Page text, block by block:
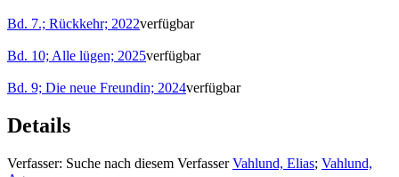
Bd. 7.; Rückkehr; 2022verfügbar
Bd. 10; Alle lügen; 2025verfügbar
Bd. 9; Die neue Freundin; 2024verfügbar
Details
Verfasser: Suche nach diesem Verfasser Vahlund, Elias; Vahlund,